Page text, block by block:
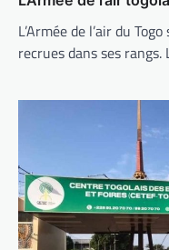
L’Armée de l’air du
recrues dans ses